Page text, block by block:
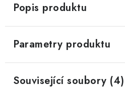
Popis produktu
Parametry produktu
Související soubory (4)